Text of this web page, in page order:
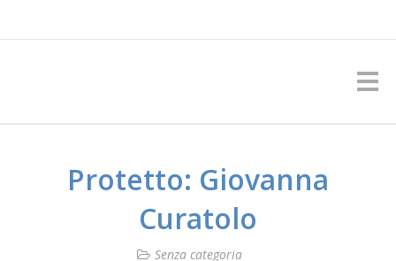
Protetto: Giovanna
Curatolo
Senza categoria